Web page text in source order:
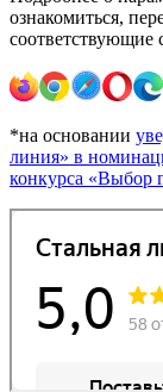
ознакомиться,
соответствующие
*на основании
линия» в
конкурса «Выбор